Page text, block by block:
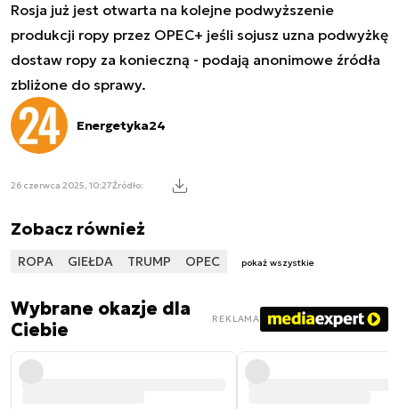
Rosja już jest otwarta na kolejne podwyższenie
produkcji ropy przez OPEC+ jeśli sojusz uzna podwyżkę
dostaw ropy za konieczną - podają anonimowe źródła
zbliżone do sprawy.
Energetyka24
26 czerwca 2025, 10:27Źródło:
Zobacz również
ROPA GIEŁDA TRUMP OPEC pokaż wszystkie
Wybrane okazje dla
Ciebie
REKLAMA